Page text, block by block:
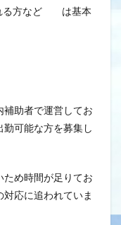
れる方など は基本
助者で運営してお
勤可能な方を募集し
ため時間が足りてお
応に追われていま